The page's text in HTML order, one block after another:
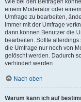
Wie bei den Beiträgen
einem Moderator oder
Umfrage zu bearbeiten,
immer mit der Umfrage
dann können Benutzer die
bearbeiten. Sollte
die Umfrage nur noch von
gelöscht werden. Dadurch
verhindert werden.
Nach oben
Warum kann ich auf